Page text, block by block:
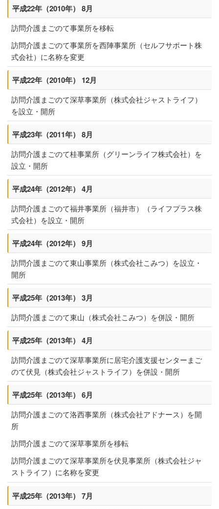
通所介護(デイサービス)
1日の過ごし方
居宅介護支援センター
ケアプラン作成までの流れ
相談支援センター
介護タクシー
開業支援
まごのてグループが目指すもの
まごのてFCで夢を叶える
開業までの流れ
フランチャイズ募集要項
ニュース
FC加盟店様向け資料
お問い合わせ
平成22年（2010年） 8月
訪問介護まごのて事業所を移転
訪問介護まごのて事業所を西陣事業所（セルフサポート株
式会社）に名称を変更
平成22年（2010年） 12月
訪問介護まごのて深草事業所（株式会社ジャストライフ）
を設立・開所
平成23年（2011年） 8月
訪問介護まごのて桂事業所（グリーンライフ株式会社）を
設立・開所
平成24年（2012年） 4月
訪問介護まごのて福井事業所（福井市）（ライフプラス株
式会社）を設立・開所
平成24年（2012年） 9月
訪問介護まごのて東山事業所（株式会社こみつ）を設立・
開所
平成25年（2013年） 3月
訪問介護まごのて東山（株式会社こみつ）を併設・開所
平成25年（2013年） 4月
訪問介護まごのて深草事業所に居宅介護支援センターまご
のて伏見（株式会社ジャストライフ）を併設・開所
平成25年（2013年） 6月
訪問介護まごのて洛西事業所（株式会社アドナース）を開
所
訪問介護まごのて深草事業所を移転
訪問介護まごのて深草事業所を伏見事業所（株式会社ジャ
ストライフ）に名称を変更
平成25年（2013年） 7月